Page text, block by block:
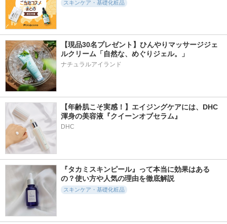
6.3
193件
ビタ３オーロラミス
ト
ooznary
5.7
965件
ビオルチアアイラッ
5.9
5.8
809件
マデカッソシドブレ
ミッシュパッド(旧)
MEDIHEAL(メディヒ
ール)
FATION
ラムマスク S
FATION
スキンケア・基礎化粧品
【現品30名プレゼント】ひんやりマッサージジェ
ルクリーム「自然な、めぐりジェル。」
ナチュラルアイランド
【年齢肌こそ実感！】エイジングケアには、DHC
渾身の美容液『クイーンオブセラム』
DHC
『タカミスキンピール』って本当に効果はある
の？使い方や人気の理由を徹底解説
スキンケア・基礎化粧品